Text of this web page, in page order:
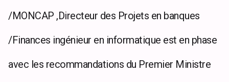
/MONCAP ,Directeur des Projets en banques
/Finances ingénieur en informatique est en phase
avec les recommandations du Premier Ministre